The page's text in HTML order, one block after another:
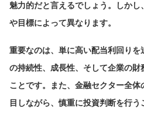
魅力的だと言えるでしょう。しか
や目標によって異なります。
重要なのは、単に高い配当利回り
の持続性、成長性、そして企業の
ことです。また、金融セクター全
目しながら、慎重に投資判断を行う